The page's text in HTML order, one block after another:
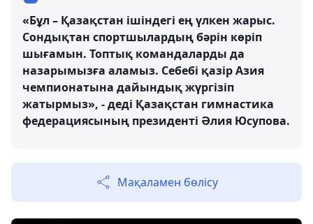
«Бұл – Қазақстан ішіндегі ең үлкен жарыс.
Сондықтан спортшылардың бәрін көріп
шығамын. Топтық командаларды да
назарымызға аламыз. Себебі қазір Азия
чемпионатына дайындық жүргізіп
жатырмыз», - деді Қазақстан гимнастика
федерациясының президенті Әлия Юсупова.
Мақаламен бөлісу